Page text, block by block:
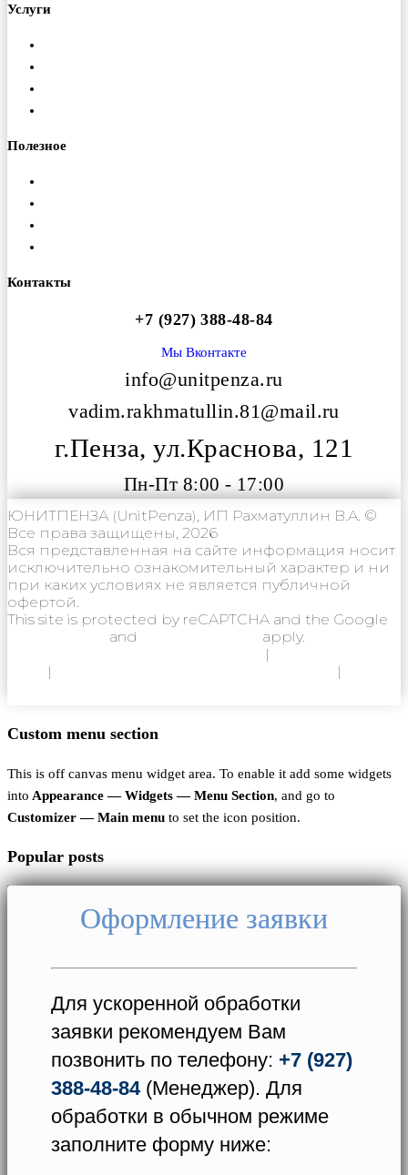
Услуги
Полезное
Контакты
+7 (927) 388-48-84
Мы Вконтакте
info@unitpenza.ru
vadim.rakhmatullin.81@mail.ru
г.Пенза, ул.Краснова, 121
Пн-Пт 8:00 - 17:00
ЮНИТПЕНЗА (UnitPenza), ИП Рахматуллин В.А. ©
Все права защищены, 2026
Вся представленная на сайте информация носит
исключительно ознакомительный характер и ни
при каких условиях не является публичной
офертой.
This site is protected by reCAPTCHA and the Google
and
apply.
|
|
|
Custom menu section
This is off canvas menu widget area. To enable it add some widgets
into Appearance — Widgets — Menu Section, and go to
Customizer — Main menu to set the icon position.
Popular posts
Оформление заявки
Для ускоренной обработки
заявки рекомендуем Вам
позвонить по телефону: +7 (927)
388-48-84 (Менеджер). Для
обработки в обычном режиме
заполните форму ниже: